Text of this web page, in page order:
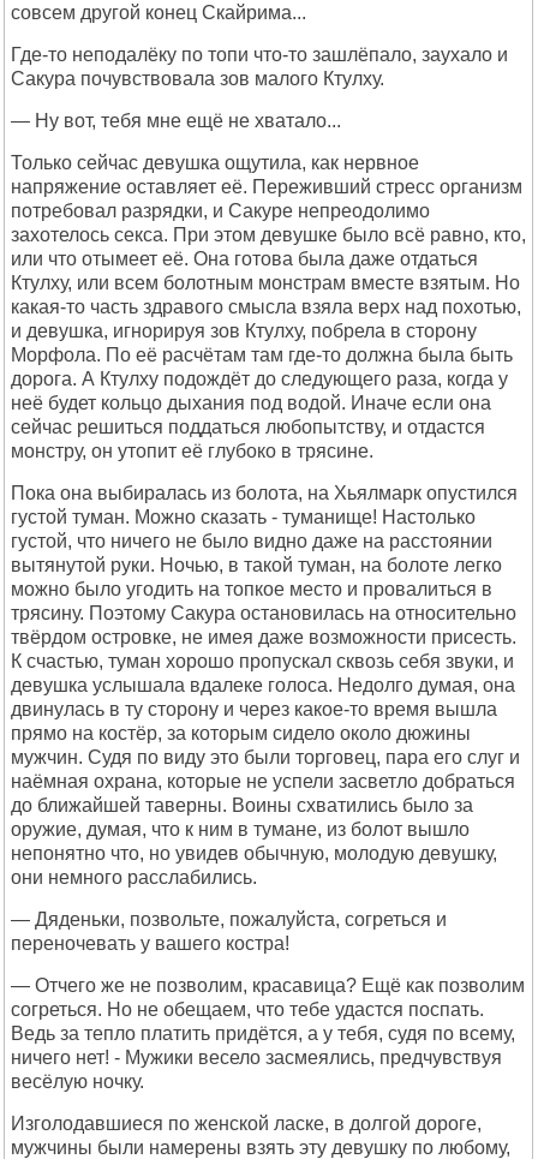
совсем другой конец Скайрима...
Где-то неподалёку по топи что-то зашлёпало, заухало и
Сакура почувствовала зов малого Ктулху.
— Ну вот, тебя мне ещё не хватало...
Только сейчас девушка ощутила, как нервное
напряжение оставляет её. Переживший стресс организм
потребовал разрядки, и Сакуре непреодолимо
захотелось секса. При этом девушке было всё равно, кто,
или что отымеет её. Она готова была даже отдаться
Ктулху, или всем болотным монстрам вместе взятым. Но
какая-то часть здравого смысла взяла верх над похотью,
и девушка, игнорируя зов Ктулху, побрела в сторону
Морфола. По её расчётам там где-то должна была быть
дорога. А Ктулху подождёт до следующего раза, когда у
неё будет кольцо дыхания под водой. Иначе если она
сейчас решиться поддаться любопытству, и отдастся
монстру, он утопит её глубоко в трясине.
Пока она выбиралась из болота, на Хьялмарк опустился
густой туман. Можно сказать - туманище! Настолько
густой, что ничего не было видно даже на расстоянии
вытянутой руки. Ночью, в такой туман, на болоте легко
можно было угодить на топкое место и провалиться в
трясину. Поэтому Сакура остановилась на относительно
твёрдом островке, не имея даже возможности присесть.
К счастью, туман хорошо пропускал сквозь себя звуки, и
девушка услышала вдалеке голоса. Недолго думая, она
двинулась в ту сторону и через какое-то время вышла
прямо на костёр, за которым сидело около дюжины
мужчин. Судя по виду это были торговец, пара его слуг и
наёмная охрана, которые не успели засветло добраться
до ближайшей таверны. Воины схватились было за
оружие, думая, что к ним в тумане, из болот вышло
непонятно что, но увидев обычную, молодую девушку,
они немного расслабились.
— Дяденьки, позвольте, пожалуйста, согреться и
переночевать у вашего костра!
— Отчего же не позволим, красавица? Ещё как позволим
согреться. Но не обещаем, что тебе удастся поспать.
Ведь за тепло платить придётся, а у тебя, судя по всему,
ничего нет! - Мужики весело засмеялись, предчувствуя
весёлую ночку.
Изголодавшиеся по женской ласке, в долгой дороге,
мужчины были намерены взять эту девушку по любому,